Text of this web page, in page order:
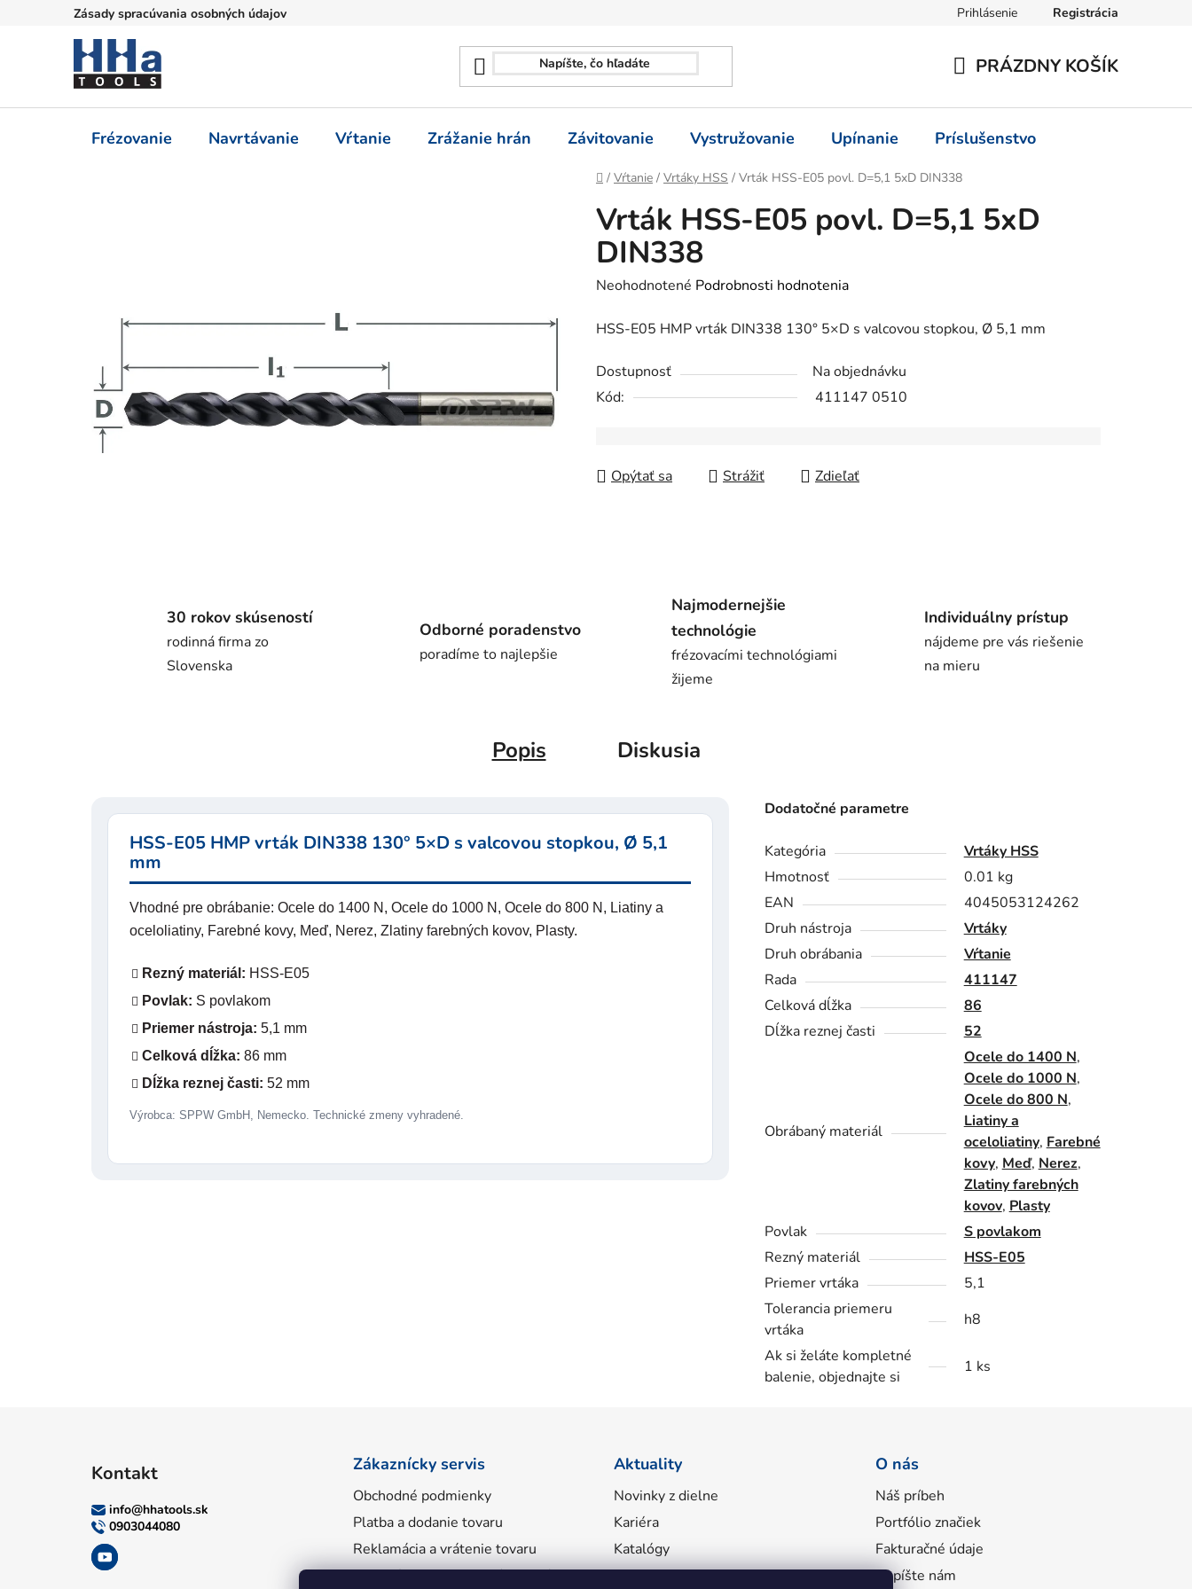
Zásady spracúvania osobných údajov Prihlásenie Registrácia
KOŠÍK
PRÁZDNY KOŠÍK
Frézovanie Navrtávanie Vŕtanie Zrážanie hrán Závitovanie Vystružovanie Upínanie Príslušenstvo
Domov
/ Vŕtanie / Vrtáky HSS / Vrták HSS-E05 povl. D=5,1 5xD DIN338
Vrták HSS-E05 povl. D=5,1 5xD
DIN338
Priemerné
produktu
0,0
z
Neohodnotené Podrobnosti hodnotenia
HSS-E05 HMP vrták DIN338 130° 5×D s valcovou stopkou, Ø 5,1 mm
Dostupnosť
Na objednávku
Kód:
411147 0510
Opýtať sa Strážiť Zdieľať
30 rokov skúseností
rodinná firma zo
Slovenska
Odborné poradenstvo
poradíme to najlepšie
Najmodernejšie
technológie
frézovacími technológiami
žijeme
Individuálny prístup
nájdeme pre vás riešenie
na mieru
Popis Diskusia
HSS-E05 HMP vrták DIN338 130° 5×D s valcovou stopkou, Ø 5,1
mm
Vhodné pre obrábanie: Ocele do 1400 N, Ocele do 1000 N, Ocele do 800 N, Liatiny a
oceloliatiny, Farebné kovy, Meď, Nerez, Zlatiny farebných kovov, Plasty.
Rezný materiál: HSS-E05
Povlak: S povlakom
Priemer nástroja: 5,1 mm
Celková dĺžka: 86 mm
Dĺžka reznej časti: 52 mm
Výrobca: SPPW GmbH, Nemecko. Technické zmeny vyhradené.
Dodatočné parametre
Kategória
Vrtáky HSS
Hmotnosť
0.01 kg
EAN
4045053124262
Druh nástroja
Vrtáky
Druh obrábania
Vŕtanie
Rada
411147
Celková dĺžka
86
Dĺžka reznej časti
52
Obrábaný materiál
Ocele do 1400 N,
Ocele do 1000 N,
Ocele do 800 N,
Liatiny a
oceloliatiny, Farebné
kovy, Meď, Nerez,
Zlatiny farebných
kovov, Plasty
Povlak
S povlakom
Rezný materiál
HSS-E05
Priemer vrtáka
5,1
Tolerancia priemeru
vrtáka
h8
Ak si želáte kompletné
balenie, objednajte si
1 ks
Kontakt
info@hhatools.sk
0903044080
Zákaznícky servis
Obchodné podmienky
Platba a dodanie tovaru
Reklamácia a vrátenie tovaru
Informácie o spracovaní osobných
Aktuality
Novinky z dielne
Kariéra
Katalógy
O nás
Náš príbeh
Portfólio značiek
Fakturačné údaje
Napíšte nám